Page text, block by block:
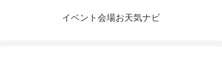
イベント会場お天気ナビ